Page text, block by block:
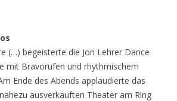
(…) begeisterte die Jon Lehrer Dance
mit Bravorufen und rhythmischem
Ende des Abends applaudierte das
ausverkauften Theater am Ring